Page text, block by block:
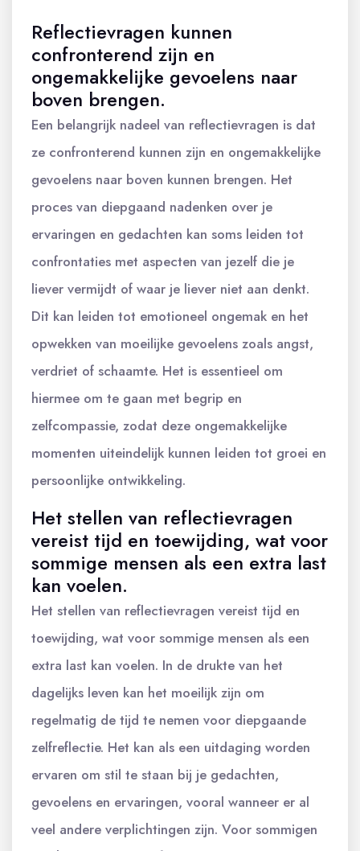
Reflectievragen kunnen
confronterend zijn en
ongemakkelijke gevoelens naar
boven brengen.
Een belangrijk nadeel van reflectievragen is dat
ze confronterend kunnen zijn en ongemakkelijke
gevoelens naar boven kunnen brengen. Het
proces van diepgaand nadenken over je
ervaringen en gedachten kan soms leiden tot
confrontaties met aspecten van jezelf die je
liever vermijdt of waar je liever niet aan denkt.
Dit kan leiden tot emotioneel ongemak en het
opwekken van moeilijke gevoelens zoals angst,
verdriet of schaamte. Het is essentieel om
hiermee om te gaan met begrip en
zelfcompassie, zodat deze ongemakkelijke
momenten uiteindelijk kunnen leiden tot groei en
persoonlijke ontwikkeling.
Het stellen van reflectievragen
vereist tijd en toewijding, wat voor
sommige mensen als een extra last
kan voelen.
Het stellen van reflectievragen vereist tijd en
toewijding, wat voor sommige mensen als een
extra last kan voelen. In de drukte van het
dagelijks leven kan het moeilijk zijn om
regelmatig de tijd te nemen voor diepgaande
zelfreflectie. Het kan als een uitdaging worden
ervaren om stil te staan bij je gedachten,
gevoelens en ervaringen, vooral wanneer er al
veel andere verplichtingen zijn. Voor sommigen